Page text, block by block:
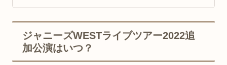
ジャニーズWESTライブツアー2022追
加公演はいつ？